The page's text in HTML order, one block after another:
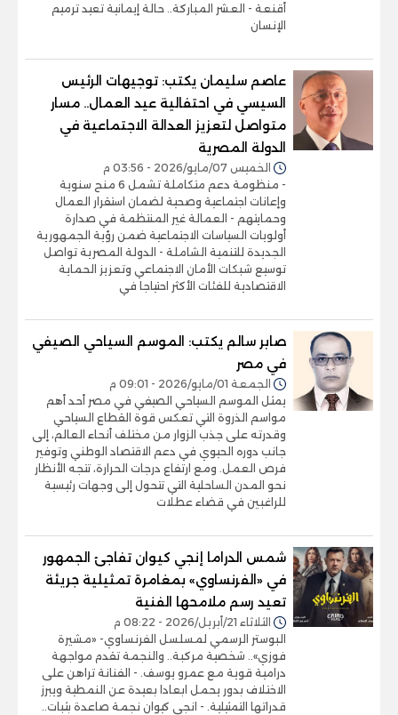
أقنعة - العشر المباركة.. حالة إيمانية تعيد ترميم
الإنسان
عاصم سليمان يكتب: توجيهات الرئيس
السيسي في احتفالية عيد العمال.. مسار
متواصل لتعزيز العدالة الاجتماعية في
الدولة المصرية
الخميس 07/مايو/2026 - 03:56 م
- منظومة دعم متكاملة تشمل 6 منح سنوية
وإعانات اجتماعية وصحية لضمان استقرار العمال
وحمايتهم - العمالة غير المنتظمة في صدارة
أولويات السياسات الاجتماعية ضمن رؤية الجمهورية
الجديدة للتنمية الشاملة - الدولة المصرية تواصل
توسيع شبكات الأمان الاجتماعي وتعزيز الحماية
الاقتصادية للفئات الأكثر احتياجا في
صابر سالم يكتب: الموسم السياحي الصيفي
في مصر
الجمعة 01/مايو/2026 - 09:01 م
يمثل الموسم السياحي الصيفي في مصر أحد أهم
مواسم الذروة التي تعكس قوة القطاع السياحي
وقدرته على جذب الزوار من مختلف أنحاء العالم، إلى
جانب دوره الحيوي في دعم الاقتصاد الوطني وتوفير
فرص العمل. ومع ارتفاع درجات الحرارة، تتجه الأنظار
نحو المدن الساحلية التي تتحول إلى وجهات رئيسية
للراغبين في قضاء عطلات
شمس الدراما إنجي كيوان تفاجئ الجمهور
في «الفرنساوي» بمغامرة تمثيلية جريئة
تعيد رسم ملامحها الفنية
الثلاثاء 21/أبريل/2026 - 08:22 م
البوستر الرسمي لمسلسل الفرنساوي- «مشيرة
فوزي».. شخصية مركبة.. والنجمة تقدم مواجهة
درامية قوية مع عمرو يوسف. - الفنانة تراهن على
الاختلاف بدور يحمل ابعادا بعيدة عن النمطية ويبرز
قدراتها التمثيلية. - انجى كيوان نجمة صاعدة بثبات..